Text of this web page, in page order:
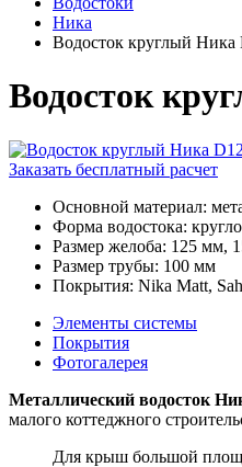
Ника
Водосток круглый Ника
Водосток
Заказать бесплатный расчет
Основной материал:
Форма водостока:
Размер желоба: 125 мм,
Размер трубы: 100 мм
Покрытия: Nika Matt,
Элементы системы
Покрытия
Фотогалерея
Металлический водосток
малого коттеджного
Для крыш большой